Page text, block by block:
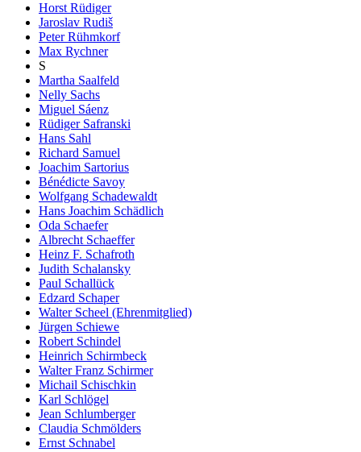
Horst Rüdiger
Jaroslav Rudiš
Peter Rühmkorf
Max Rychner
S
Martha Saalfeld
Nelly Sachs
Miguel Sáenz
Rüdiger Safranski
Hans Sahl
Richard Samuel
Joachim Sartorius
Bénédicte Savoy
Wolfgang Schadewaldt
Hans Joachim Schädlich
Oda Schaefer
Albrecht Schaeffer
Heinz F. Schafroth
Judith Schalansky
Paul Schallück
Edzard Schaper
Walter Scheel (Ehrenmitglied)
Jürgen Schiewe
Robert Schindel
Heinrich Schirmbeck
Walter Franz Schirmer
Michail Schischkin
Karl Schlögel
Jean Schlumberger
Claudia Schmölders
Ernst Schnabel